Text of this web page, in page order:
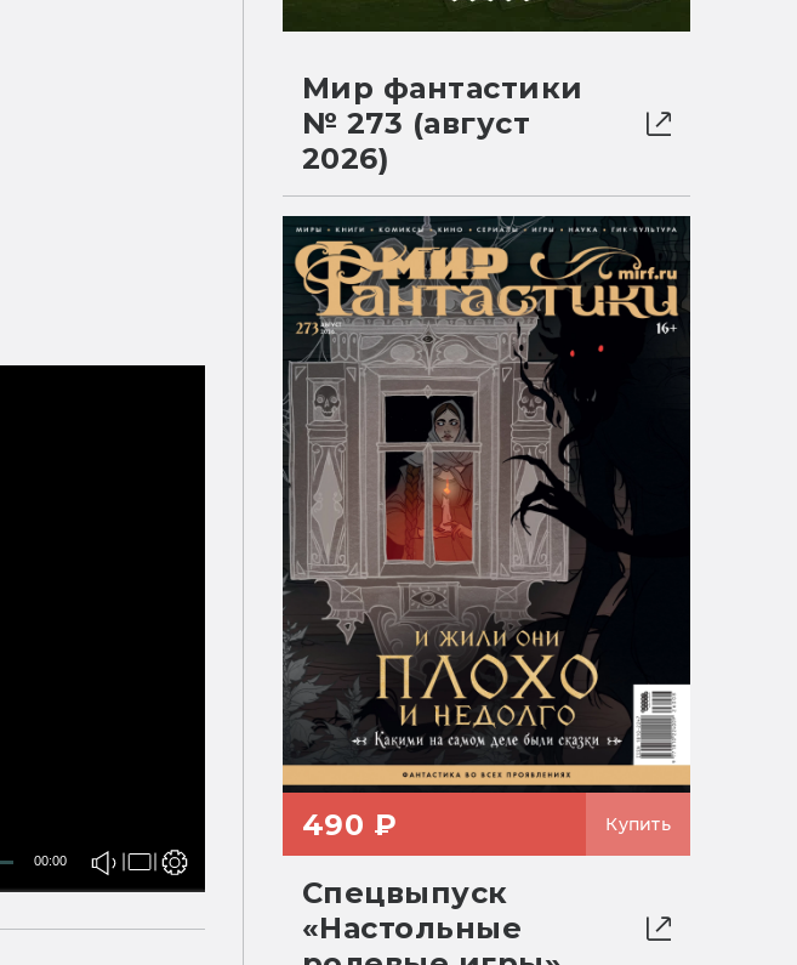
00:00
Мир фантастики
№ 273 (август
2026)
490 ₽ Купить
Спецвыпуск
«Настольные